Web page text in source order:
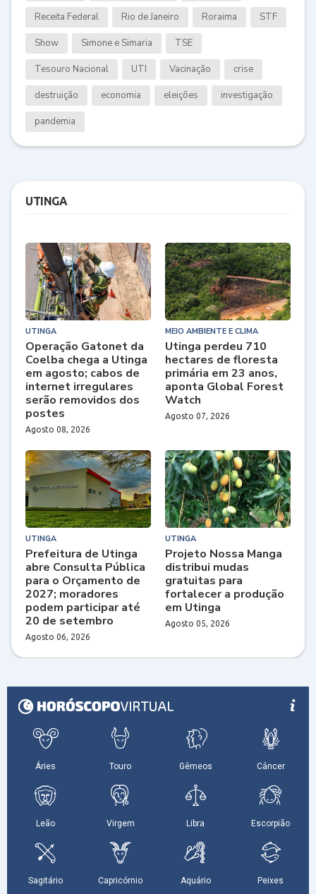
Receita Federal Rio de Janeiro Roraima STF
Show Simone e Simaria TSE
Tesouro Nacional UTI Vacinação crise
destruição economia eleições investigação
pandemia
UTINGA
UTINGA
Operação Gatonet da
Coelba chega a Utinga
em agosto; cabos de
internet irregulares
serão removidos dos
postes
Agosto 08, 2026
MEIO AMBIENTE E CLIMA
Utinga perdeu 710
hectares de floresta
primária em 23 anos,
aponta Global Forest
Watch
Agosto 07, 2026
UTINGA
Prefeitura de Utinga
abre Consulta Pública
para o Orçamento de
2027; moradores
podem participar até
20 de setembro
Agosto 06, 2026
UTINGA
Projeto Nossa Manga
distribui mudas
gratuitas para
fortalecer a produção
em Utinga
Agosto 05, 2026